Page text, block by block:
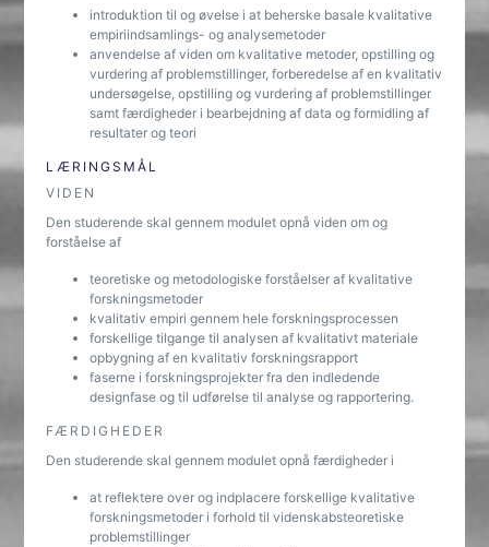
introduktion til og øvelse i at beherske basale kvalitative
empiriindsamlings- og analysemetoder
anvendelse af viden om kvalitative metoder, opstilling og
vurdering af problemstillinger, forberedelse af en kvalitativ
undersøgelse, opstilling og vurdering af problemstillinger
samt færdigheder i bearbejdning af data og formidling af
resultater og teori
LÆRINGSMÅL
VIDEN
Den studerende skal gennem modulet opnå viden om og
forståelse af
teoretiske og metodologiske forståelser af kvalitative
forskningsmetoder
kvalitativ empiri gennem hele forskningsprocessen
forskellige tilgange til analysen af kvalitativt materiale
opbygning af en kvalitativ forskningsrapport
faserne i forskningsprojekter fra den indledende
designfase og til udførelse til analyse og rapportering.
FÆRDIGHEDER
Den studerende skal gennem modulet opnå færdigheder i
at reflektere over og indplacere forskellige kvalitative
forskningsmetoder i forhold til videnskabsteoretiske
problemstillinger